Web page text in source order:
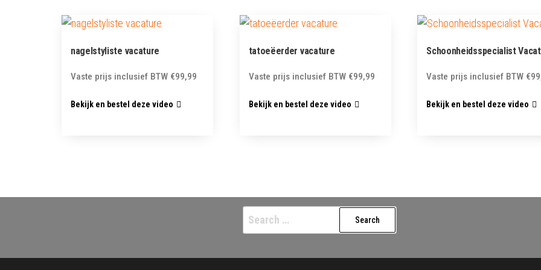
nagelstyliste vacature
Vaste prijs inclusief BTW €99,99
Bekijk en bestel deze video
tatoeëerder vacature
Vaste prijs inclusief BTW €99,99
Bekijk en bestel deze video
Schoonheidsspecialist
Vaste prijs inclusief BTW €
Bekijk en bestel deze video
Search
for: